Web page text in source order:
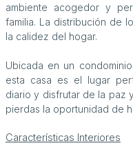
ambiente acogedor y
familia. La distribución de
la calidez del hogar.
Ubicada en un
esta casa es el lugar
diario y disfrutar de la paz
pierdas la oportunidad de
Características Interiores